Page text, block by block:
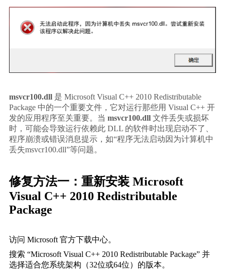
msvcr100.dll 是 Microsoft Visual C++ 2010 Redistributable
Package 中的一个重要文件，它对运行那些用 Visual C++ 开
发的应用程序至关重要。当 msvcr100.dll 文件丢失或损坏
时，可能会导致运行依赖此 DLL 的软件时出现启动不了、
程序崩溃或错误消息提示，如“程序无法启动因为计算机中
丢失msvcr100.dll”等问题。
修复方法一：重新安装 Microsoft
Visual C++ 2010 Redistributable
Package
访问 Microsoft 官方下载中心。
搜索 “Microsoft Visual C++ 2010 Redistributable Package” 并
选择适合您系统架构（32位或64位）的版本。